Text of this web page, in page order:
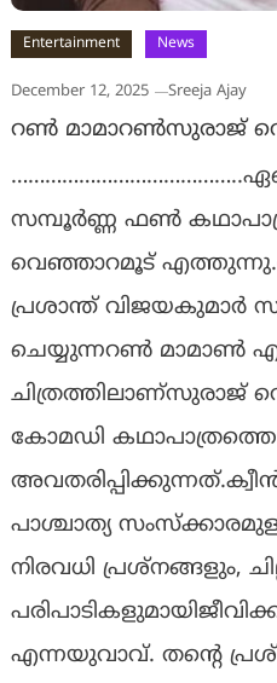
Entertainment News
December 12, 2025 Sreeja Ajay
റൺ മാമാറൺസുരാജ്
സമ്പൂർണ്ണ ഫൺ
വെഞ്ഞാറമൂട്
പ്രശാന്ത് വിജയകുമാർ
ചെയ്യുന്നറൺ മാമാൺ
ചിത്രത്തിലാണ്സുരാജ്
കോമഡി കഥാപാത്രത്തെ
പാശ്ചാത്യ
നിരവധി പ്രശ്നങ്ങളും,
എന്നയുവാവ്. തൻ്റെ